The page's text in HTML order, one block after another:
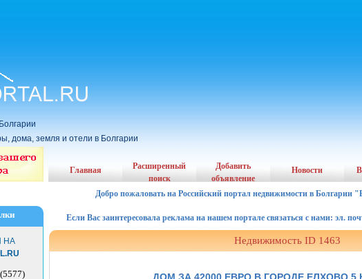
дома, земля и отели в Болгарии
НА
(5577)
Главная
Расширенный
поиск
Добавить
объявление
Новости
Добро пожаловать на Российский портал недвижимости в
Если Вас заинтересовала реклама на нашем портале связаться с нами: эл.
Недвижимость ID 1463